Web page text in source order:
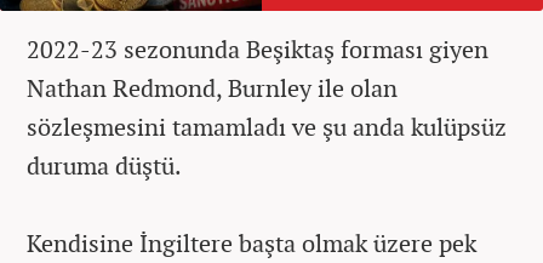
2022-23 sezonunda Beşiktaş forması giyen
Nathan Redmond, Burnley ile olan
sözleşmesini tamamladı ve şu anda kulüpsüz
duruma düştü.
Kendisine İngiltere başta olmak üzere pek